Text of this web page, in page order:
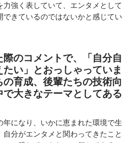
強く表していて、エンタメとして
できているのではないかと感じてい
際のコメントで、「自分自
い」とおっしゃっていま
の育成、後輩たちの技術向
大きなテーマとしてある
になり、いかに恵まれた環境で生
分がエンタメと関わってきたこと